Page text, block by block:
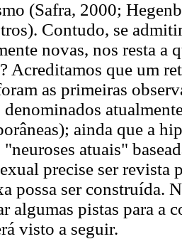
(Safra, 2000;
Contudo, se
novas, nos resta a
Acreditamos que um
as primeiras
denominados
ainda que a
"neuroses atuais"
precise ser revista
possa ser construída.
algumas pistas para a
visto a seguir.